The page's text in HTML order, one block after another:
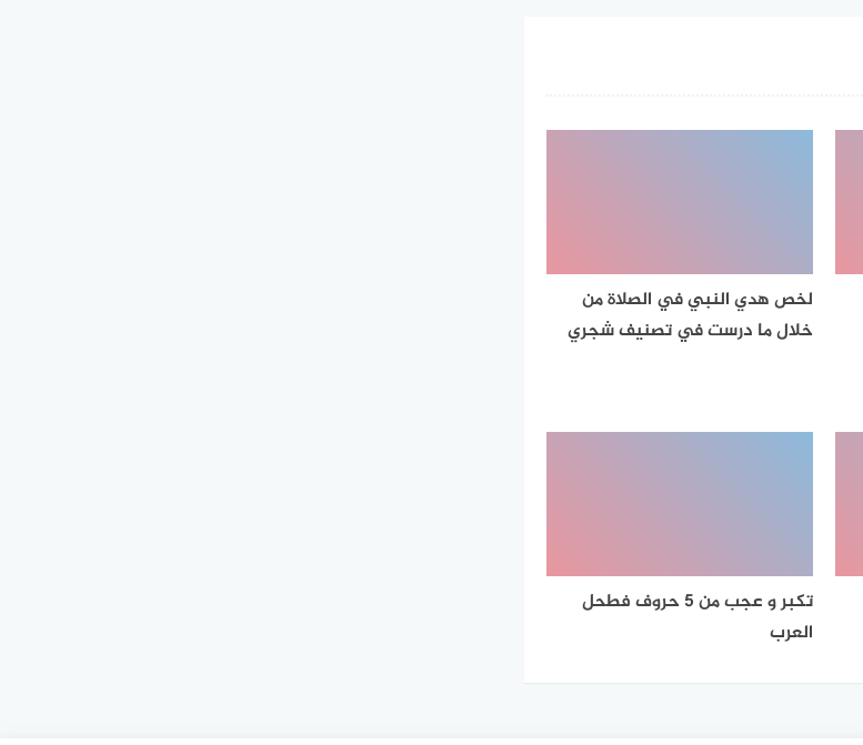
لخص هدي النبي في الصلاة من
خلال ما درست في تصنيف شجري
تكبر و عجب من 5 حروف فطحل
العرب